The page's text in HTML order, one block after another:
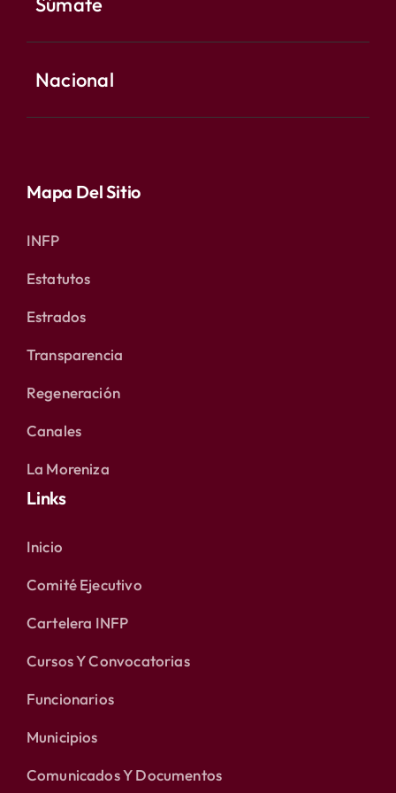
Nacional
Mapa Del Sitio
INFP
Estatutos
Estrados
Transparencia
Regeneración
Canales
La Moreniza
Links
Inicio
Comité Ejecutivo
Cartelera INFP
Cursos Y Convocatorias
Funcionarios
Municipios
Comunicados Y Documentos